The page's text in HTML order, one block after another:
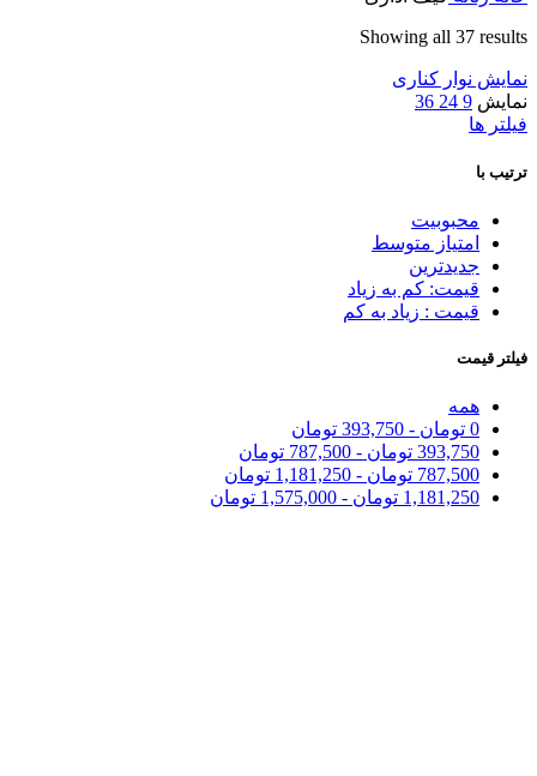
Showing all 37 results
نمایش نوار کناری
نمایش 9
24
36
فیلتر ها
ترتیب با
محبوبیت
امتیاز متوسط
جدیدترین
قیمت: کم به زیاد
قیمت : زیاد به کم
فیلتر قیمت
همه
0 تومان -
393,750 تومان
393,750 تومان -
787,500 تومان
787,500 تومان -
1,181,250 تومان
1,181,250 تومان -
1,575,000 تومان